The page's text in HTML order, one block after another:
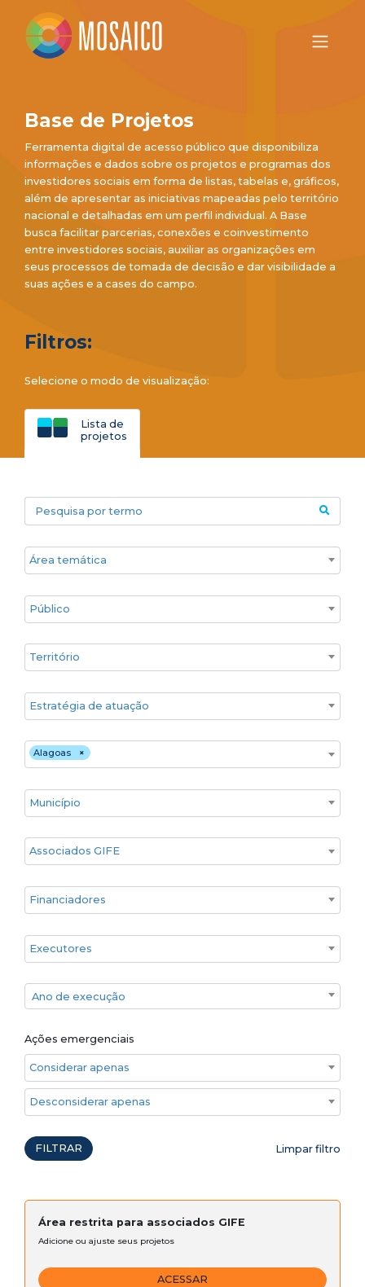
Base de Projetos
Ferramenta digital de acesso público que disponibiliza
informações e dados sobre os projetos e programas dos
investidores sociais em forma de listas, tabelas e, gráficos,
além de apresentar as iniciativas mapeadas pelo território
nacional e detalhadas em um perfil individual. A Base
busca facilitar parcerias, conexões e coinvestimento
entre investidores sociais, auxiliar as organizações em
seus processos de tomada de decisão e dar visibilidade a
suas ações e a cases do campo.
Filtros:
Selecione o modo de visualização:
Lista de
projetos
Pesquisa por termo
Áreas temáticas
Público
Territórios
Estratégia de atuação
Estado ×
Alagoas
Cidade
Associados GIFE
Financiadores
Executores
Ano de execução
Ano de execução
Ações emergenciais
Considerar apenas ações emergenciais
Desconsiderar apenas ações emergenciais
FILTRAR Limpar filtro
Área restrita para associados GIFE
Adicione ou ajuste seus projetos
ACESSAR